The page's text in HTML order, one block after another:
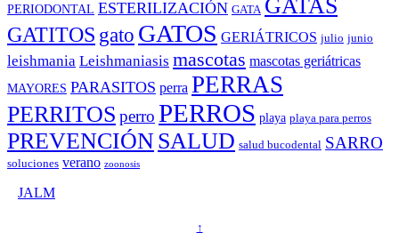
PERIODONTAL ESTERILIZACIÓN GATA GATAS
GATITOS gato GATOS GERIÁTRICOS julio junio
leishmania Leishmaniasis mascotas mascotas geriátricas
MAYORES PARASITOS perra PERRAS
PERRITOS perro PERROS playa playa para perros
PREVENCIÓNSALUD salud bucodental SARRO
soluciones verano zoonosis
JALM
↑